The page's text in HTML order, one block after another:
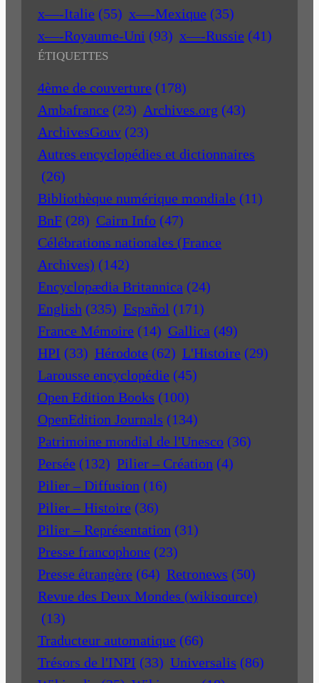
x—-Italie (55) x—-Mexique (35)
x—-Royaume-Uni (93) x—-Russie (41)
ÉTIQUETTES
4ème de couverture (178)
Ambafrance (23) Archives.org (43)
ArchivesGouv (23)
Autres encyclopédies et dictionnaires
(26)
Bibliothèque numérique mondiale (11)
BnF (28) Cairn Info (47)
Célébrations nationales (France
Archives) (142)
Encyclopædia Britannica (24)
English (335) Español (171)
France Mémoire (14) Gallica (49)
HPI (33) Hérodote (62) L'Histoire (29)
Larousse encyclopédie (45)
Open Edition Books (100)
OpenEdition Journals (134)
Patrimoine mondial de l'Unesco (36)
Persée (132) Pilier – Création (4)
Pilier – Diffusion (16)
Pilier – Histoire (36)
Pilier – Représentation (31)
Presse francophone (23)
Presse étrangère (64) Retronews (50)
Revue des Deux Mondes (wikisource)
(13)
Traducteur automatique (66)
Trésors de l'INPI (33) Universalis (86)